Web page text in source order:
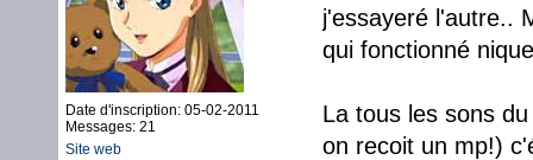
Date d'inscription: 05-02-2011
Messages: 21
Site web
j'essayeré l'autre..
qui fonctionné
La tous les sons
on recoit un mp!)